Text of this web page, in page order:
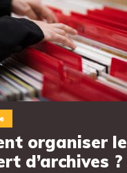
organiser le
d’archives ?